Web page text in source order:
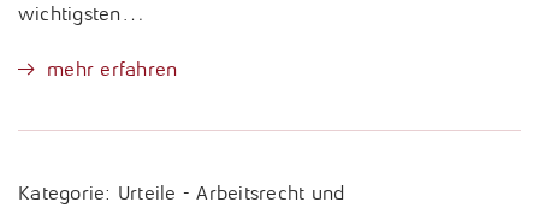
wichtigsten…
mehr erfahren
Kategorie: Urteile - Arbeitsrecht und